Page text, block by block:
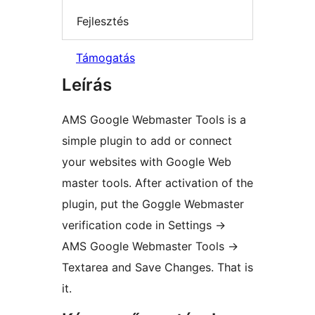
Fejlesztés
Támogatás
Leírás
AMS Google Webmaster Tools is a
simple plugin to add or connect
your websites with Google Web
master tools. After activation of the
plugin, put the Goggle Webmaster
verification code in Settings ->
AMS Google Webmaster Tools ->
Textarea and Save Changes. That is
it.